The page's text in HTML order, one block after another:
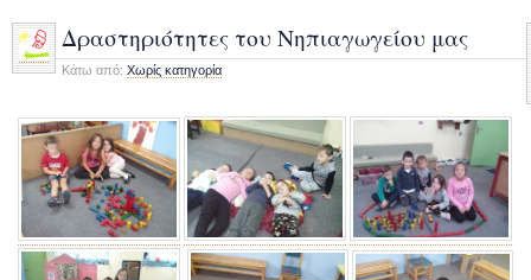
για
την
Οκτωβρίου
2016
Δραστηριότητες του Νηπιαγωγείου μας
Κάτω από: Χωρίς κατηγορία